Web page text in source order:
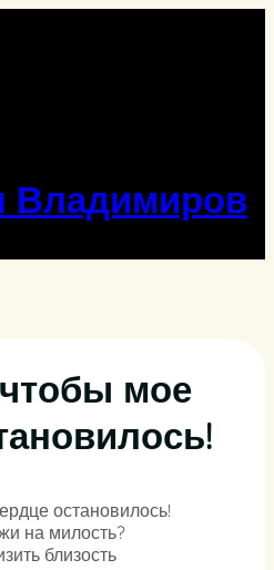
Владимиров
мое
остановилось!
на милость?
близость